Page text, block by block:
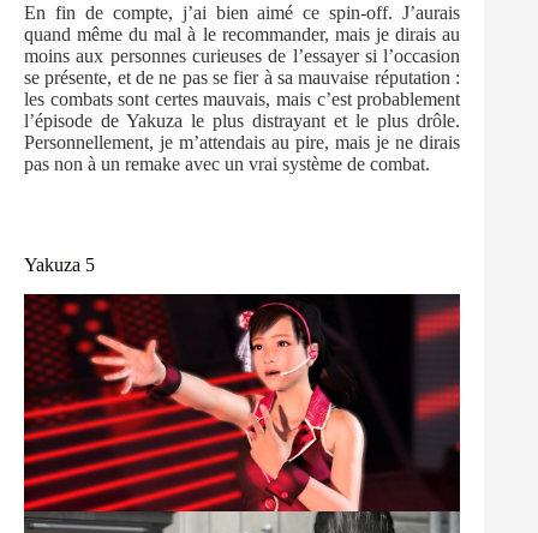
En fin de compte, j’ai bien aimé ce spin-off. J’aurais
quand même du mal à le recommander, mais je dirais au
moins aux personnes curieuses de l’essayer si l’occasion
se présente, et de ne pas se fier à sa mauvaise réputation :
les combats sont certes mauvais, mais c’est probablement
l’épisode de Yakuza le plus distrayant et le plus drôle.
Personnellement, je m’attendais au pire, mais je ne dirais
pas non à un remake avec un vrai système de combat.
Yakuza 5